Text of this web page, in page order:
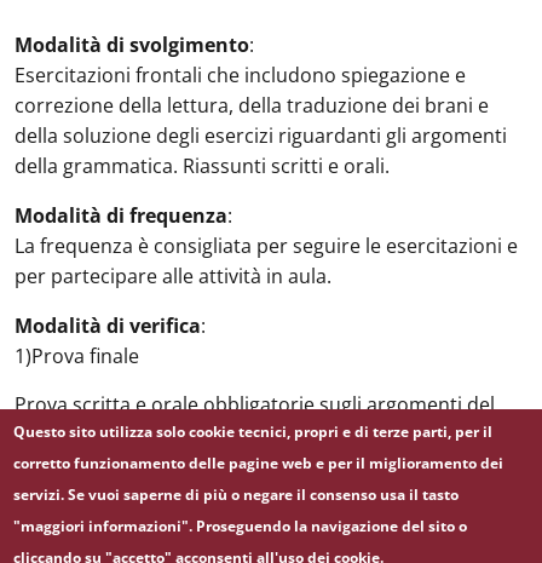
Modalità di svolgimento:
Esercitazioni frontali che includono spiegazione e
correzione della lettura, della traduzione dei brani e
della soluzione degli esercizi riguardanti gli argomenti
della grammatica. Riassunti scritti e orali.
Modalità di frequenza:
La frequenza è consigliata per seguire le esercitazioni e
per partecipare alle attività in aula.
Modalità di verifica:
1)Prova finale
Prova scritta e orale obbligatorie sugli argomenti del
programma svolto nel corso delle esercitazioni.
a seguire, nella somministrazione di domande di
grammatica relative al testo. La prova scritta è
Questo sito utilizza solo cookie tecnici, propri e di terze parti, per il
corretto funzionamento delle pagine web e per il miglioramento dei
servizi. Se vuoi saperne di più o negare il consenso usa il tasto
"maggiori informazioni". Proseguendo la navigazione del sito o
cliccando su "accetto" acconsenti all'uso dei cookie.